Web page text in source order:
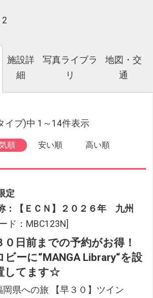
施設詳
細
写真ライブラ
リ
地図・交
通
イプ)中 1～14件表示
順 安い順 高い順
定
：【ＥＣＮ】２０２６年 九州
ド：MBC123N]
０日前までの予約がお得！
ビーに“MANGA Library“を設
してます☆
岡県への旅 【早３０】ツイン